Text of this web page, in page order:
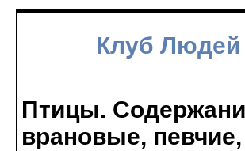
Клуб
Птицы.
врановые,